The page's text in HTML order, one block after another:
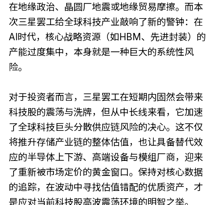
在地缘政治、晶圆厂地震或地缘贸易摩擦。而本
次三星罢工给全球科技产业敲响了新的警钟：在
AI时代，核心战略资源（如HBM、先进封装）的
产能过度集中，本身就是一种巨大的系统性风
险。
对于投资者而言，三星罢工在短期内固然会带来
科技股的震荡与洗牌，但从中长线来看，它加速
了全球科技巨头分散供应链风险的决心。这不仅
将推升存储产业链的整体估值，也让具备替代效
应的半导体上下游、高端设备与模组厂商，迎来
了重新被市场定价的黄金窗口。保持对核心数据
的追踪，在波动中寻找估值错配的优质资产，才
是应对当前科技股高波震荡环境的明智之举。